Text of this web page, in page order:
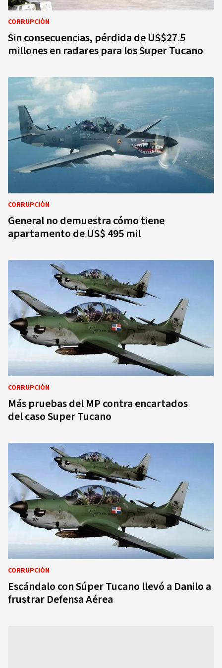
CORRUPCIÓN
Sin consecuencias, pérdida de US$27.5
millones en radares para los Super Tucano
CORRUPCIÓN
General no demuestra cómo tiene
apartamento de US$ 495 mil
CORRUPCIÓN
Más pruebas del MP contra encartados
del caso Super Tucano
CORRUPCIÓN
Escándalo con Súper Tucano llevó a Danilo a
frustrar Defensa Aérea